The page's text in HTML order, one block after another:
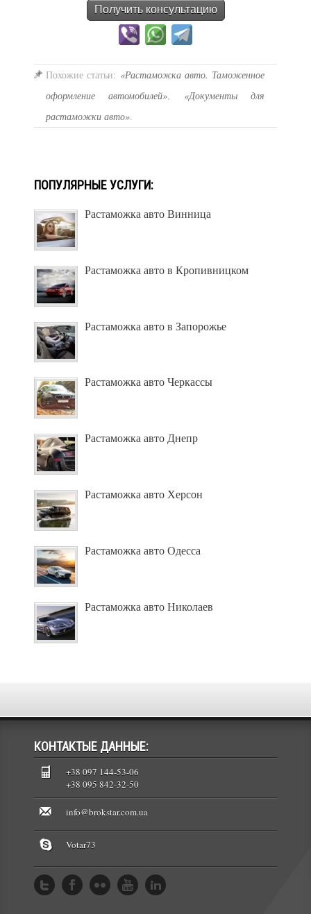
Получить консультацию
Похожие статьи: «Растаможка авто. Таможенное
оформление автомобилей», «Документы для
растаможки авто».
ПОПУЛЯРНЫЕ УСЛУГИ:
Растаможка авто Винница
Растаможка авто в Кропивницком
Растаможка авто в Запорожье
Растаможка авто Черкассы
Растаможка авто Днепр
Растаможка авто Херсон
Растаможка авто Одесса
Растаможка авто Николаев
КОНТАКТЫЕ ДАННЫЕ:
+38 097 144-53-06
+38 095 842-32-50
info@brokstar.com.ua
Votar73